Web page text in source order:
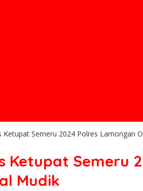
Ketupat Semeru 2024 Polres Lamongan
Ketupat Semeru
Mudik